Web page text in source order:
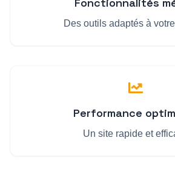
Des outils adaptés à
Performance
Un site rapide et